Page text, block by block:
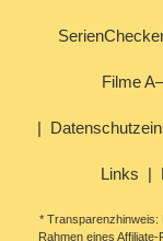
Filme
Links
* Transparenzhinweis:
Rahmen eines